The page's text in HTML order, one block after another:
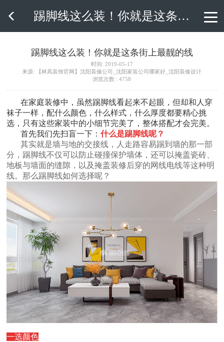
 踢脚线这么装！你就是这条街上最靓的线
踢脚线这么装！你就是这条街上最靓的线
时间: 2019-05-17
来源: 【林凤装饰官网】沈阳装修公司_沈阳家装公司哪家好_沈阳装修设计
浏览次数 : 4758
在家庭装修中，虽然踢脚线看起来不起眼，但却和人穿
袜子一样，配什么颜色，什么样式，什么厚度都要精心挑
选，只有这些家装中的小细节完美了，整体搭配才会完美。
首先我们先扫盲一下：什么是踢脚线呢？
其实就是墙与地的交接线，人走路容易踢到墙的那一部
分，踢脚线不仅可以防止碰撞保护墙体，还可以掩盖瓷砖、
地板与墙面的缝隙，以及掩盖装修后穿的网线电线等这种明
线。那么踢脚线如何选择呢？
一选颜色